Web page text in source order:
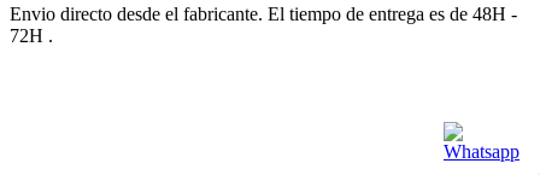
Envio directo desde el fabricante. El tiempo de entrega es de 48H -
72H .